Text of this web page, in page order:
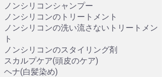
ノンシリコンシャンプー
ノンシリコンのトリートメント
ノンシリコンの洗い流さないトリートメン
ト
ノンシリコンのスタイリング剤
スカルプケア(頭皮のケア)
ヘナ(白髪染め)